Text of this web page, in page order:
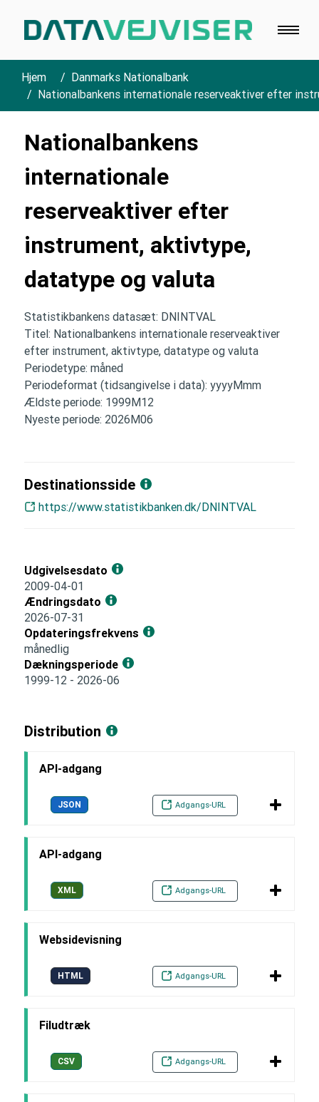
Hjem
Danmarks Nationalbank
Nationalbankens internationale reserveaktiver efter
Nationalbankens
internationale
reserveaktiver efter
instrument, aktivtype,
datatype og valuta
Statistikbankens datasæt: DNINTVAL
Titel: Nationalbankens internationale reserveaktiver
efter instrument, aktivtype, datatype og valuta
Periodetype: måned
Periodeformat (tidsangivelse i data): yyyyMmm
Ældste periode: 1999M12
Nyeste periode: 2026M06
Destinationsside
https://www.statistikbanken.dk/DNINTVAL
Udgivelsesdato
2009-04-01
Ændringsdato
2026-07-31
Opdateringsfrekvens
månedlig
Dækningsperiode
1999-12 - 2026-06
Distribution
API-adgang
JSON Adgangs-URL
API-adgang
XML Adgangs-URL
Websidevisning
HTML Adgangs-URL
Filudtræk
CSV Adgangs-URL